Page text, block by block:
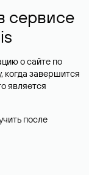
сервисе
о сайте по
когда завершится
является
после